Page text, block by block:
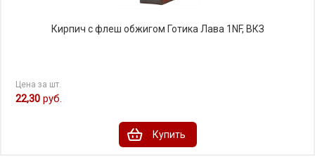
Кирпич с флеш обжигом Готика Лава 1NF, ВКЗ
Цена за шт.
22,30 руб.
Купить